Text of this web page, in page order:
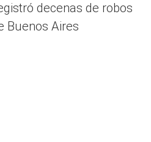
decenas de robos
Buenos Aires